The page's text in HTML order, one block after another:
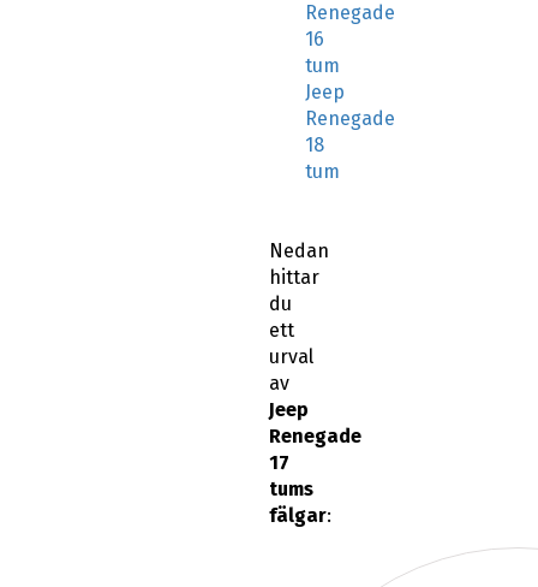
Renegade
16
tum
Jeep
Renegade
18
tum
Nedan
hittar
du
ett
urval
av
Jeep
Renegade
17
tums
fälgar: